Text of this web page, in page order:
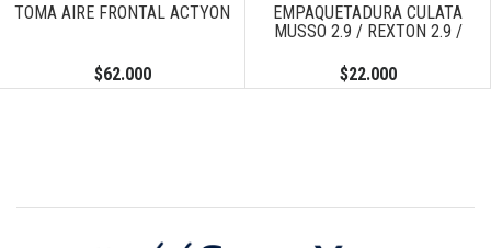
TOMA AIRE FRONTAL ACTYON
$62.000
EMPAQUETADURA CULATA
MUSSO 2.9 / REXTON 2.9 /
$22.000